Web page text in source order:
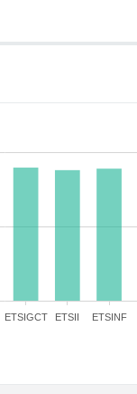
ETSIGCT ETSII ETSINF